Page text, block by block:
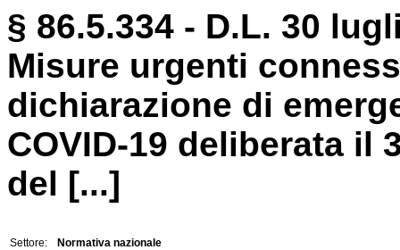
§ 86.5.334 - D.L. 30
Misure urgenti
dichiarazione di
COVID-19 deliberata il
del [...]
Settore:
Normativa nazionale